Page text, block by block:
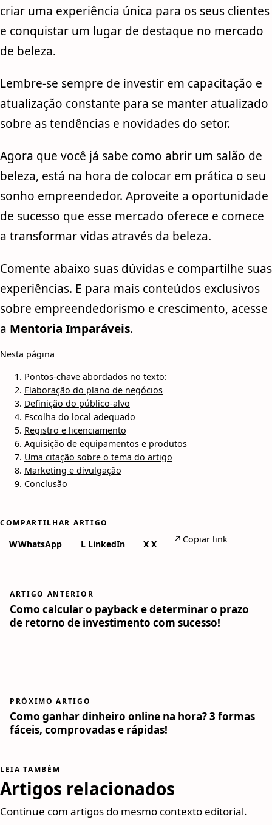
criar uma experiência única para os seus clientes
e conquistar um lugar de destaque no mercado
de beleza.
Lembre-se sempre de investir em capacitação e
atualização constante para se manter atualizado
sobre as tendências e novidades do setor.
Agora que você já sabe como abrir um salão de
beleza, está na hora de colocar em prática o seu
sonho empreendedor. Aproveite a oportunidade
de sucesso que esse mercado oferece e comece
a transformar vidas através da beleza.
Comente abaixo suas dúvidas e compartilhe suas
experiências. E para mais conteúdos exclusivos
sobre empreendedorismo e crescimento, acesse
a Mentoria Imparáveis.
Nesta página
Pontos-chave abordados no texto:
Elaboração do plano de negócios
Definição do público-alvo
Escolha do local adequado
Registro e licenciamento
Aquisição de equipamentos e produtos
Uma citação sobre o tema do artigo
Marketing e divulgação
Conclusão
COMPARTILHAR ARTIGO
WWhatsApp L LinkedIn X X ↗ Copiar link
ARTIGO ANTERIOR
Como calcular o payback e determinar o prazo
de retorno de investimento com sucesso!
PRÓXIMO ARTIGO
Como ganhar dinheiro online na hora? 3 formas
fáceis, comprovadas e rápidas!
LEIA TAMBÉM
Artigos relacionados
Continue com artigos do mesmo contexto editorial.